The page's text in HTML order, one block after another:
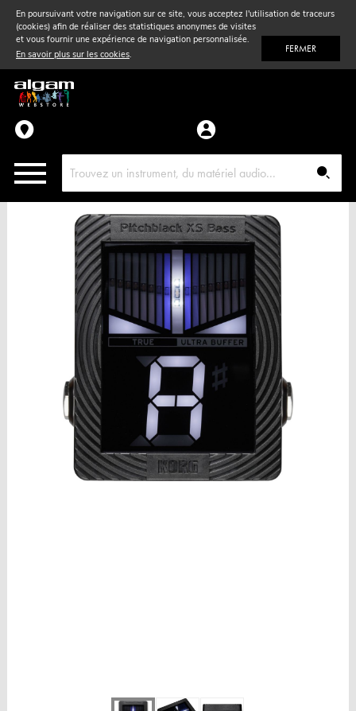
En poursuivant votre navigation sur ce site, vous acceptez l'utilisation de traceurs
(cookies) afin de réaliser des statistiques anonymes de visites
et vous fournir une expérience de navigation personnalisée.
En savoir plus sur les cookies. FERMER
Vent& Violon
Accessoires
Pièces détachées